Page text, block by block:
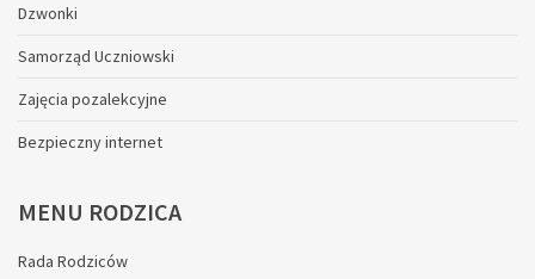
Dzwonki
Samorząd Uczniowski
Zajęcia pozalekcyjne
Bezpieczny internet
MENU RODZICA
Rada Rodziców